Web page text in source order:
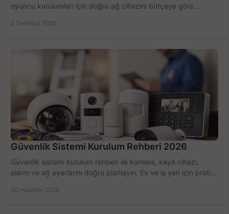
oyuncu kurulumları için doğru ağ cihazını bütçeye göre
2 Temmuz 2026
Güvenlik Sistemi Kurulum Rehberi 2026
Güvenlik sistemi kurulum rehberi ile kamera, kayıt cihazı,
alarm ve ağ ayarlarını doğru planlayın. Ev ve iş yeri için pratik
30 Haziran 2026